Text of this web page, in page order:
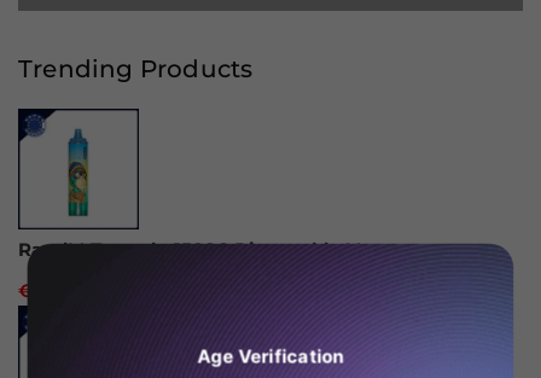
Puffs
Vape
(Box
10)
Puffs
(Box
10)
Trending Products
RandM Tornado 15000 Disposable Vape
€24,99
Age Verification